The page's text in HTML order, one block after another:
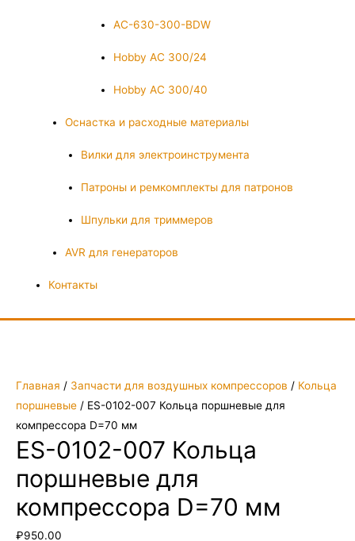
AC-630-300-BDW
Hobby AC 300/24
Hobby AC 300/40
Оснастка и расходные материалы
Вилки для электроинструмента
Патроны и ремкомплекты для патронов
Шпульки для триммеров
AVR для генераторов
Контакты
Главная / Запчасти для воздушных компрессоров / Кольца
поршневые / ES-0102-007 Кольца поршневые для
компрессора D=70 мм
ES-0102-007 Кольца
поршневые для
компрессора D=70 мм
₽950.00